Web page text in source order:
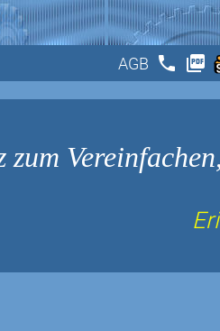
AGB phone picture_as_pdf